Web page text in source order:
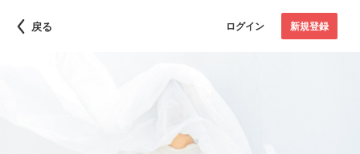
戻る ログイン 新規登録